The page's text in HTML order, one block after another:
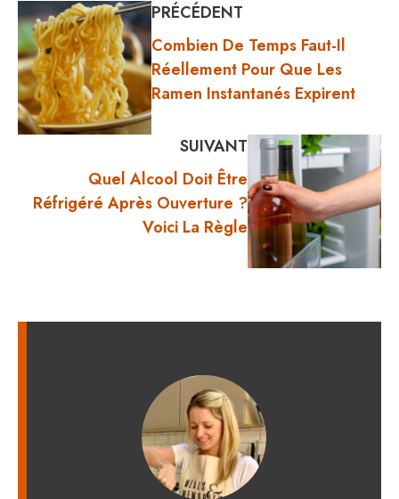
PRÉCÉDENT
Combien De Temps Faut-Il
Réellement Pour Que Les
Ramen Instantanés Expirent
SUIVANT
Quel Alcool Doit Être
Réfrigéré Après Ouverture ?
Voici La Règle